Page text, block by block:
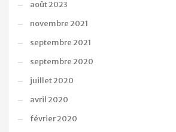
août 2023
novembre 2021
septembre 2021
septembre 2020
juillet 2020
avril 2020
février 2020